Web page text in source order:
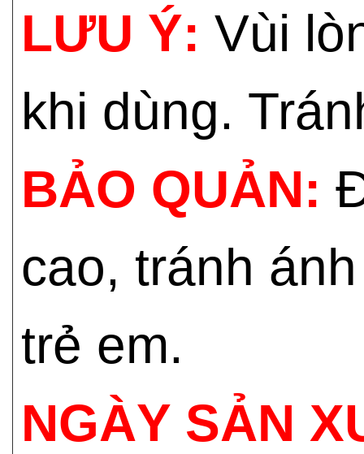
LƯU Ý: Vùi
khi dùng.
BẢO QUẢN:
cao, tránh
trẻ em.
NGÀY SẢN